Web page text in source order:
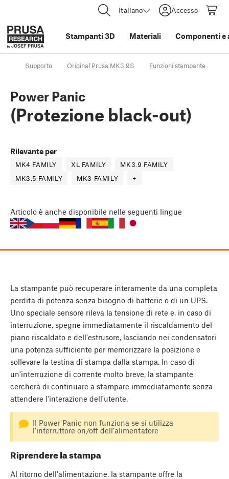
Italiano Accesso
Stampanti 3D Materiali Componenti e
Supporto Original Prusa MK3.9S Funzioni stampante
Power Panic
(Protezione black-out)
Rilevante per
MK4 FAMILY XL FAMILY
MK3.9 FAMILY
MK3.5 FAMILY
MK3 FAMILY +
Articolo è anche disponibile nelle seguenti lingue
La stampante può recuperare interamente da una completa
perdita di potenza senza bisogno di batterie o di un UPS.
Uno speciale sensore rileva la tensione di rete e, in caso di
interruzione, spegne immediatamente il riscaldamento del
piano riscaldato e dell'estrusore, lasciando nei condensatori
una potenza sufficiente per memorizzare la posizione e
sollevare la testina di stampa dalla stampa. In caso di
un'interruzione di corrente molto breve, la stampante
cercherà di continuare a stampare immediatamente senza
attendere l'interazione dell'utente.
Il Power Panic non funziona se si utilizza
l'interruttore on/off dell'alimentatore
Riprendere la stampa
Al ritorno dell'alimentazione, la stampante offre la